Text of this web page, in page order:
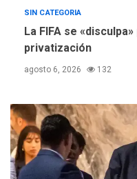
SIN CATEGORIA
La FIFA se
privatización
agosto 6, 2026 132